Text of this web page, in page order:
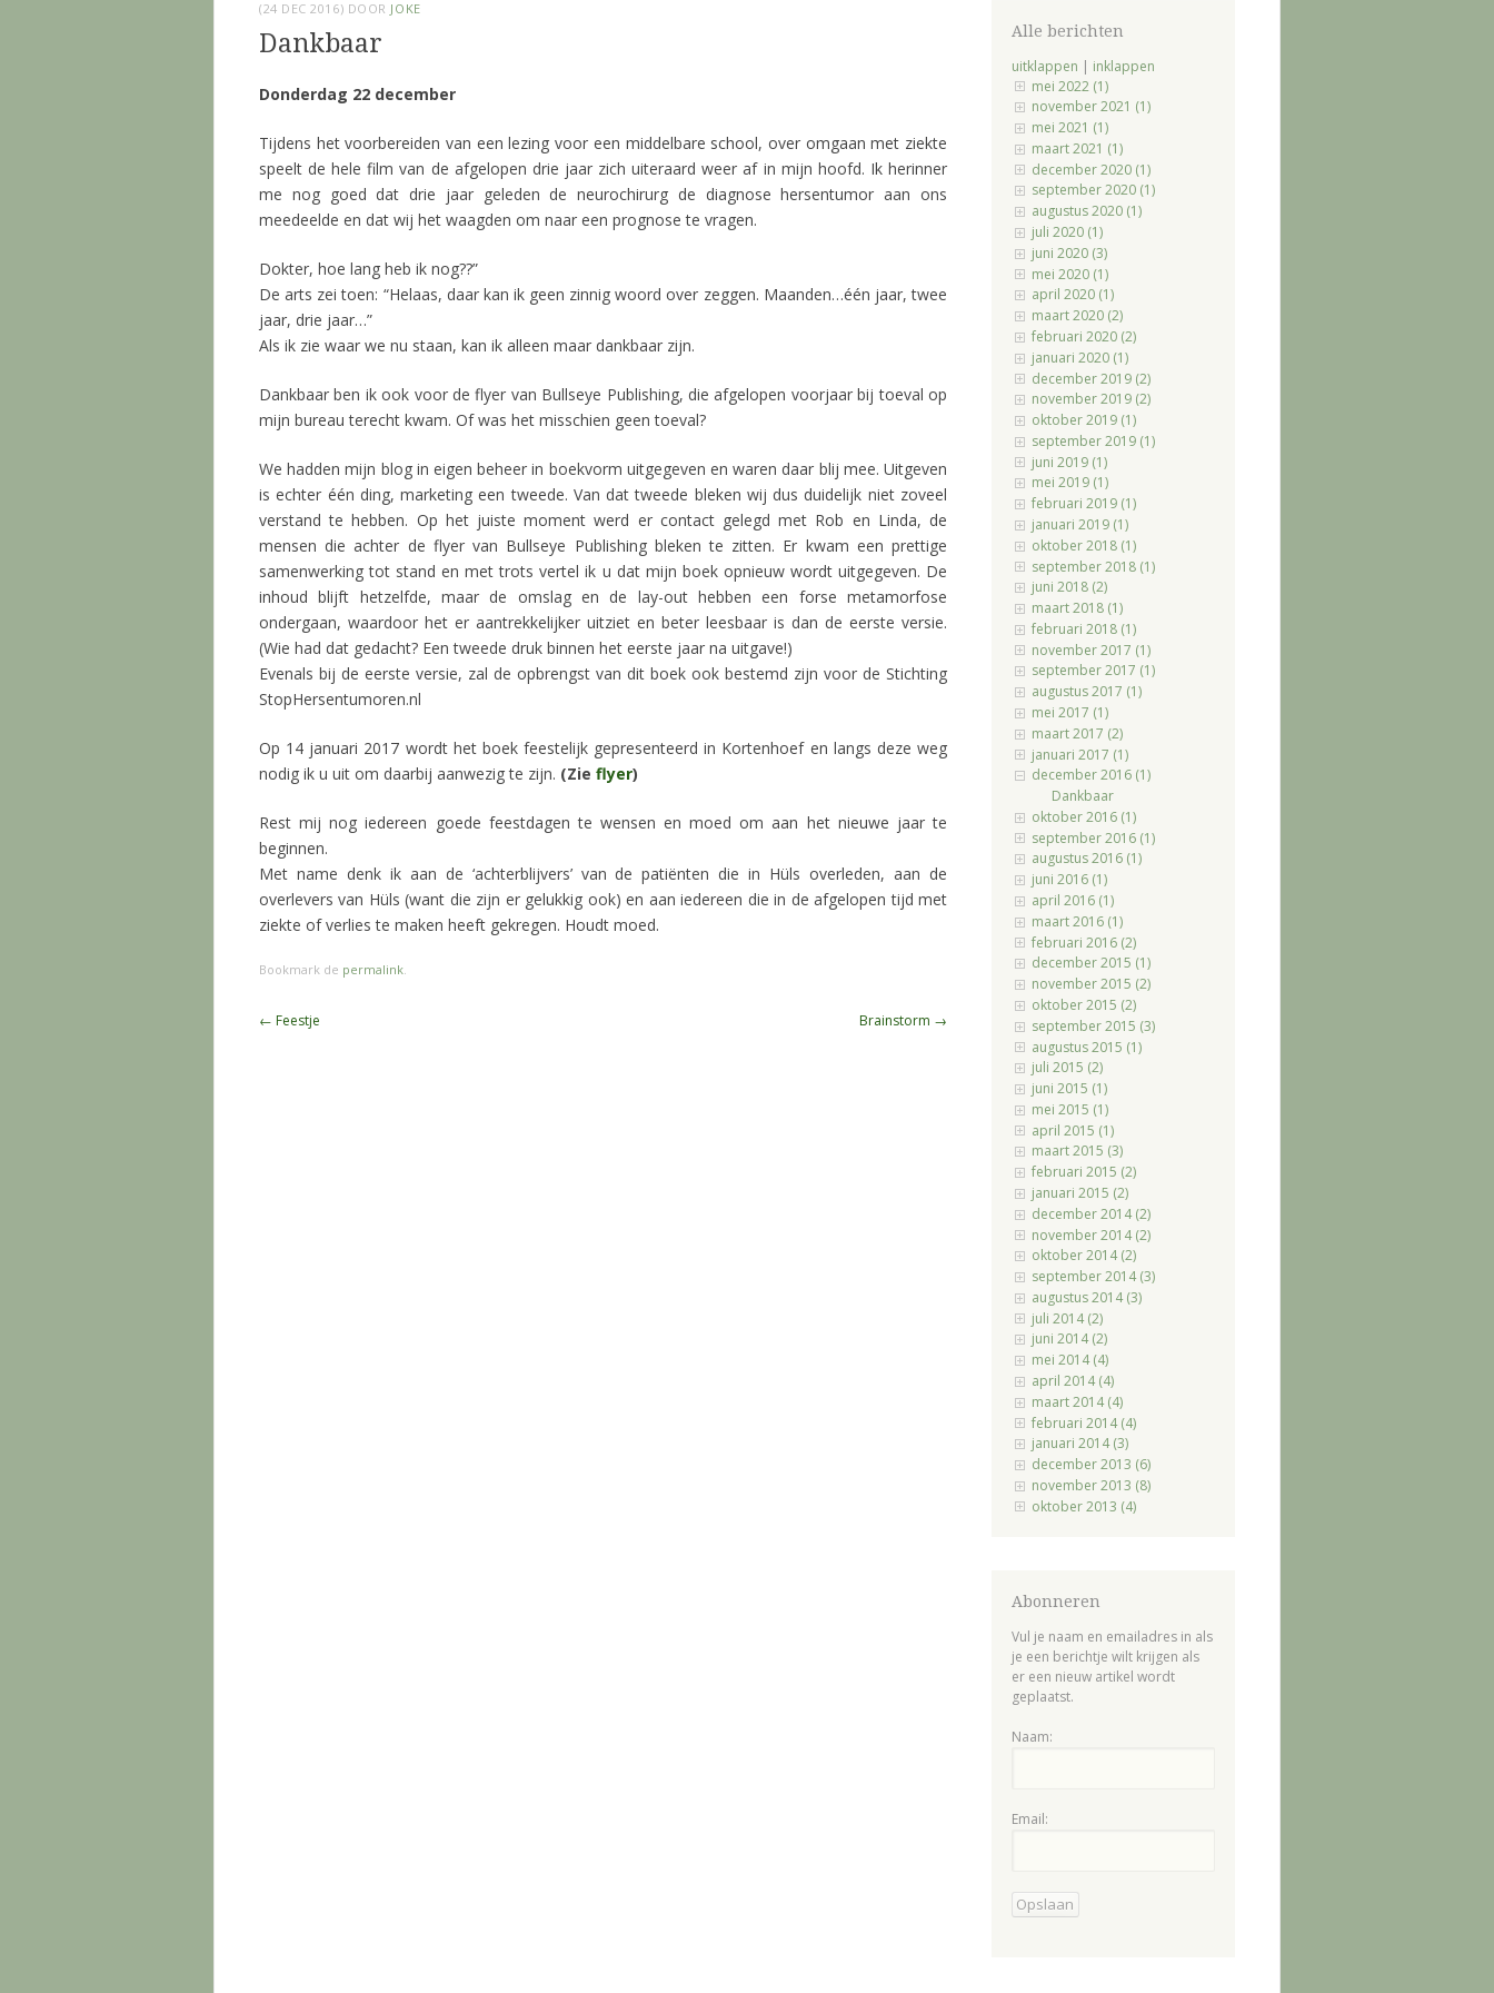
(24 DEC 2016) DOOR JOKE
Dankbaar
Donderdag 22 december
Tijdens het voorbereiden van een lezing voor een middelbare school, over omgaan met ziekte
speelt de hele film van de afgelopen drie jaar zich uiteraard weer af in mijn hoofd. Ik herinner
me nog goed dat drie jaar geleden de neurochirurg de diagnose hersentumor aan ons
meedeelde en dat wij het waagden om naar een prognose te vragen.
Dokter, hoe lang heb ik nog??”
De arts zei toen: “Helaas, daar kan ik geen zinnig woord over zeggen. Maanden…één jaar, twee
jaar, drie jaar…”
Als ik zie waar we nu staan, kan ik alleen maar dankbaar zijn.
Dankbaar ben ik ook voor de flyer van Bullseye Publishing, die afgelopen voorjaar bij toeval op
mijn bureau terecht kwam. Of was het misschien geen toeval?
We hadden mijn blog in eigen beheer in boekvorm uitgegeven en waren daar blij mee. Uitgeven
is echter één ding, marketing een tweede. Van dat tweede bleken wij dus duidelijk niet zoveel
verstand te hebben. Op het juiste moment werd er contact gelegd met Rob en Linda, de
mensen die achter de flyer van Bullseye Publishing bleken te zitten. Er kwam een prettige
samenwerking tot stand en met trots vertel ik u dat mijn boek opnieuw wordt uitgegeven. De
inhoud blijft hetzelfde, maar de omslag en de lay-out hebben een forse metamorfose
ondergaan, waardoor het er aantrekkelijker uitziet en beter leesbaar is dan de eerste versie.
(Wie had dat gedacht? Een tweede druk binnen het eerste jaar na uitgave!)
Evenals bij de eerste versie, zal de opbrengst van dit boek ook bestemd zijn voor de Stichting
StopHersentumoren.nl
Op 14 januari 2017 wordt het boek feestelijk gepresenteerd in Kortenhoef en langs deze weg
nodig ik u uit om daarbij aanwezig te zijn. (Zie flyer)
Rest mij nog iedereen goede feestdagen te wensen en moed om aan het nieuwe jaar te
beginnen.
Met name denk ik aan de ‘achterblijvers’ van de patiënten die in Hüls overleden, aan de
overlevers van Hüls (want die zijn er gelukkig ook) en aan iedereen die in de afgelopen tijd met
ziekte of verlies te maken heeft gekregen. Houdt moed.
Bookmark de permalink.
Berichtnavigatie
← Feestje Brainstorm →
Alle berichten
uitklappen | inklappen
mei 2022 (1)
november 2021 (1)
mei 2021 (1)
maart 2021 (1)
december 2020 (1)
september 2020 (1)
augustus 2020 (1)
juli 2020 (1)
juni 2020 (3)
mei 2020 (1)
april 2020 (1)
maart 2020 (2)
februari 2020 (2)
januari 2020 (1)
december 2019 (2)
november 2019 (2)
oktober 2019 (1)
september 2019 (1)
juni 2019 (1)
mei 2019 (1)
februari 2019 (1)
januari 2019 (1)
oktober 2018 (1)
september 2018 (1)
juni 2018 (2)
maart 2018 (1)
februari 2018 (1)
november 2017 (1)
september 2017 (1)
augustus 2017 (1)
mei 2017 (1)
maart 2017 (2)
januari 2017 (1)
december 2016 (1)
Dankbaar
oktober 2016 (1)
september 2016 (1)
augustus 2016 (1)
juni 2016 (1)
april 2016 (1)
maart 2016 (1)
februari 2016 (2)
december 2015 (1)
november 2015 (2)
oktober 2015 (2)
september 2015 (3)
augustus 2015 (1)
juli 2015 (2)
juni 2015 (1)
mei 2015 (1)
april 2015 (1)
maart 2015 (3)
februari 2015 (2)
januari 2015 (2)
december 2014 (2)
november 2014 (2)
oktober 2014 (2)
september 2014 (3)
augustus 2014 (3)
juli 2014 (2)
juni 2014 (2)
mei 2014 (4)
april 2014 (4)
maart 2014 (4)
februari 2014 (4)
januari 2014 (3)
december 2013 (6)
november 2013 (8)
oktober 2013 (4)
Abonneren
Vul je naam en emailadres in als
je een berichtje wilt krijgen als
er een nieuw artikel wordt
geplaatst.
Naam:
Email: